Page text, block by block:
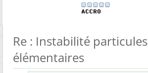
Re : Instabilité particules
élémentaires